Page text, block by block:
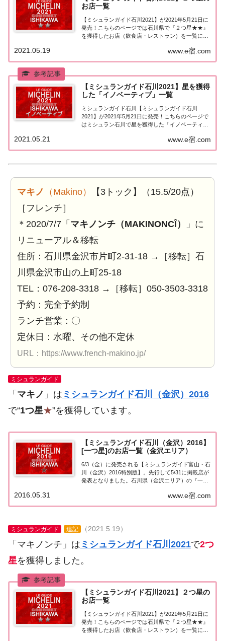
お店一覧
【ミシュランガイド石川2021】が2021年5月21日に
発売！こちらのページでは石川県で『２つ星★★』
を獲得したお店（飲食店・レストラン）を一覧にま
ミシュランガイド石川2021で「２つ星」を獲得した
お店は12軒。金沢市：9軒ゴエミ...
www.e宿.com
2021.05.19
【ミシュランガイド石川2021】星を獲得
した「イノベーティブ」一覧
ミシュランガイド石川【ミシュランガイド石川
2021】が2021年5月21日に発売！こちらのページで
はミシュラン石川で星を獲得した「イノベーティ
2021「イノベーティブ」「ミシュランガイド石川
2021」で星を獲得したイノベーティブのお店は2
www.e宿.com
2021.05.21
マキノ （Makino）
【3トック】（15.5/20点）
［フレンチ］
＊2020/7/7「 マキノンチ（MAKINONCÎ）
」に
リニューアル＆移転
住所：石川県金沢市片町2-31-18 →［移転］石
川県金沢市山の上町25-18
TEL：076-208-3318 →［移転］050-3503-3318
予約：完全予約制
ランチ営業：〇
定休日：水曜、その他不定休
URL：https://www.french-makino.jp/
ミシュランガイド
「 マキノ 」は ミシュランガイド石川（金沢）2016
で“1つ星★”を獲得しています。
【ミシュランガイド石川（金沢）2016】
[一つ星]のお店一覧（金沢エリア）
6/3（金）に発売される【ミシュランガイド富山・石
川（金沢）2016特別版】。先行して5/31に掲載店が
発表となりました。石川県（金沢エリア）の『一つ
川（金沢） １つ星「ミシュランガイド富山・石川
2016特別版」の石川・金沢エリアで１...
www.e宿.com
2016.05.31
ミシュランガイド 追記 （2021.5.19）
「マキノンチ」は ミシュランガイド石川2021で2つ
星を獲得しました。
【ミシュランガイド石川2021】２つ星の
お店一覧
【ミシュランガイド石川2021】が2021年5月21日に
発売！こちらのページでは石川県で『２つ星★★』
を獲得したお店（飲食店・レストラン）を一覧にま